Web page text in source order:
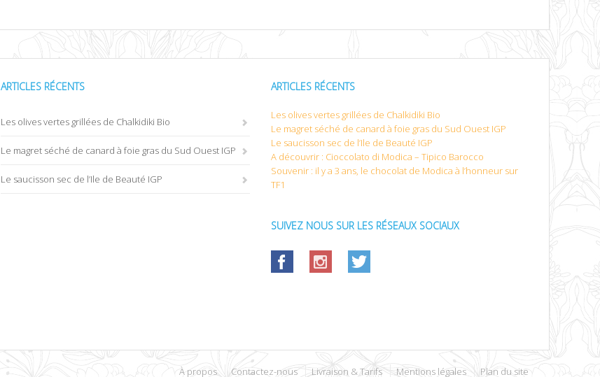
ARTICLES RÉCENTS
Les olives vertes grillées de Chalkidiki Bio
Le magret séché de canard à foie gras du Sud Ouest IGP
Le saucisson sec de l’Ile de Beauté IGP
ARTICLES RÉCENTS
Les olives vertes grillées de Chalkidiki Bio
Le magret séché de canard à foie gras du Sud Ouest IGP
Le saucisson sec de l’Ile de Beauté IGP
A découvrir : Cioccolato di Modica – Tipico Barocco
Souvenir : il y a 3 ans, le chocolat de Modica à l’honneur sur
TF1
SUIVEZ NOUS SUR LES RÉSEAUX SOCIAUX
À propos Contactez-nous Livraison & Tarifs Mentions légales Plan du site